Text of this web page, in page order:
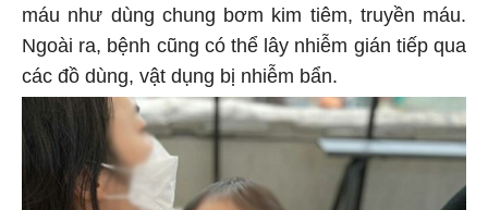
máu như dùng chung bơm kim tiêm, truyền máu.
Ngoài ra, bệnh cũng có thể lây nhiễm gián tiếp qua
các đồ dùng, vật dụng bị nhiễm bẩn.